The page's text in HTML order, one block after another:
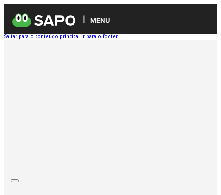
MENU
Saltar para o conteúdo principal Ir para o footer